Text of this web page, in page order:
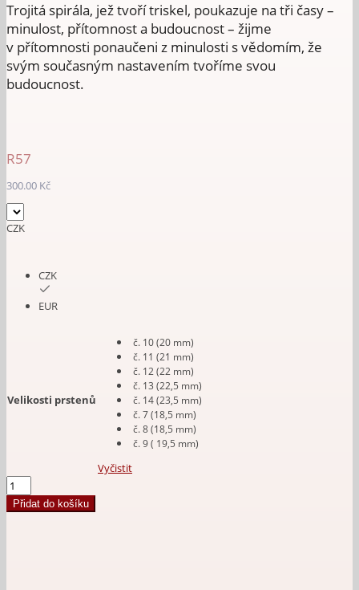
Trojitá spirála, jež tvoří triskel, poukazuje na tři časy –
minulost, přítomnost a budoucnost – žijme
v přítomnosti ponaučeni z minulosti s vědomím, že
svým současným nastavením tvoříme svou
budoucnost.
R57
300.00 Kč
CZK
CZK
EUR
Velikosti prstenů
č. 10 (20 mm)
č. 11 (21 mm)
č. 12 (22 mm)
č. 13 (22,5 mm)
č. 14 (23,5 mm)
č. 7 (18,5 mm)
č. 8 (18,5 mm)
č. 9 ( 19,5 mm)
Vyčistit
Prsten
Triskel
množství
Přidat do košíku